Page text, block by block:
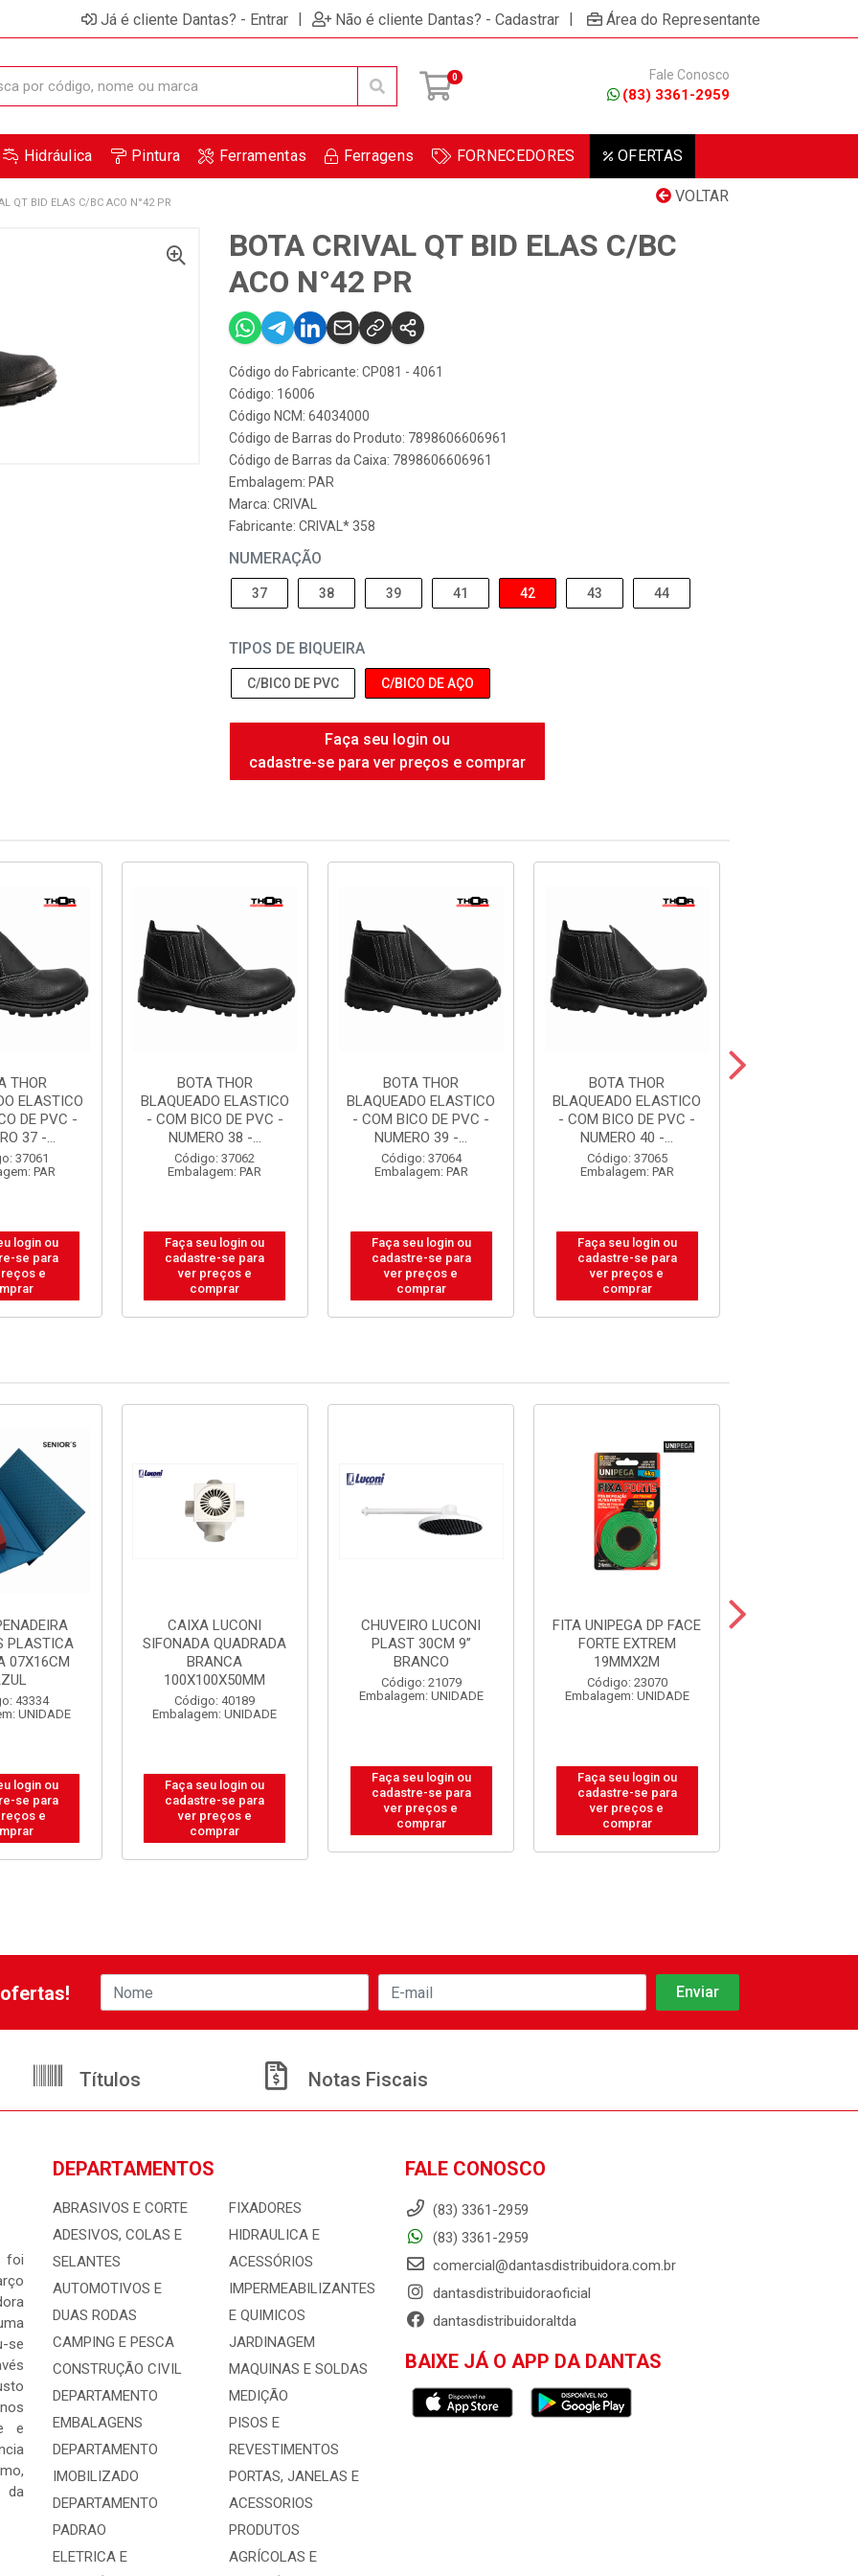
Já é cliente Dantas? - Entrar | Não é cliente Dantas? - Cadastrar | Área do Representante
0 Fale Conosco
(83) 3361-2959
Hidráulica Pintura Ferramentas Ferragens FORNECEDORES OFERTAS
VOLTAR
QT BID ELAS C/BC ACO N°42 PR
BOTA CRIVAL QT BID ELAS C/BC
ACO N°42 PR
Código do Fabricante: CP081 - 4061
Código: 16006
Código NCM: 64034000
Código de Barras do Produto: 7898606606961
Código de Barras da Caixa: 7898606606961
Embalagem: PAR
Marca: CRIVAL
Fabricante: CRIVAL* 358
NUMERAÇÃO
37 38 39 41 42 43 44
TIPOS DE BIQUEIRA
C/BICO DE PVC C/BICO DE AÇO
Faça seu login ou
cadastre-se para ver preços e comprar
THOR
ELASTICO
DE PVC -
37 -...
37061
PAR
login ou
se para
e
BOTA THOR
BLAQUEADO ELASTICO
- COM BICO DE PVC -
NUMERO 38 -...
Código: 37062
Embalagem: PAR
Faça seu login ou
cadastre-se para
ver preços e
comprar
BOTA THOR
BLAQUEADO ELASTICO
- COM BICO DE PVC -
NUMERO 39 -...
Código: 37064
Embalagem: PAR
Faça seu login ou
cadastre-se para
ver preços e
comprar
BOTA THOR
BLAQUEADO ELASTICO
- COM BICO DE PVC -
NUMERO 40 -...
Código: 37065
Embalagem: PAR
Faça seu login ou
cadastre-se para
ver preços e
comprar
PLASTICA
07X16CM
43334
UNIDADE
login ou
se para
e
CAIXA LUCONI
SIFONADA QUADRADA
BRANCA
100X100X50MM
Código: 40189
Embalagem: UNIDADE
Faça seu login ou
cadastre-se para
ver preços e
comprar
CHUVEIRO LUCONI
PLAST 30CM 9”
BRANCO
Código: 21079
Embalagem: UNIDADE
Faça seu login ou
cadastre-se para
ver preços e
comprar
FITA UNIPEGA DP FACE
FORTE EXTREM
19MMX2M
Código: 23070
Embalagem: UNIDADE
Faça seu login ou
cadastre-se para
ver preços e
comprar
Títulos Notas Fiscais
foi
se
e
da
DEPARTAMENTOS
ABRASIVOS E CORTE
ADESIVOS, COLAS E
SELANTES
AUTOMOTIVOS E
DUAS RODAS
CAMPING E PESCA
CONSTRUÇÃO CIVIL
DEPARTAMENTO
EMBALAGENS
DEPARTAMENTO
IMOBILIZADO
DEPARTAMENTO
PADRAO
ELETRICA E
FIXADORES
HIDRAULICA E
ACESSÓRIOS
IMPERMEABILIZANTES
E QUIMICOS
JARDINAGEM
MAQUINAS E SOLDAS
MEDIÇÃO
PISOS E
REVESTIMENTOS
PORTAS, JANELAS E
ACESSORIOS
PRODUTOS
AGRÍCOLAS E
FALE CONOSCO
(83) 3361-2959
(83) 3361-2959
comercial@dantasdistribuidora.com.br
dantasdistribuidoraoficial
dantasdistribuidoraltda
BAIXE JÁ O APP DA DANTAS